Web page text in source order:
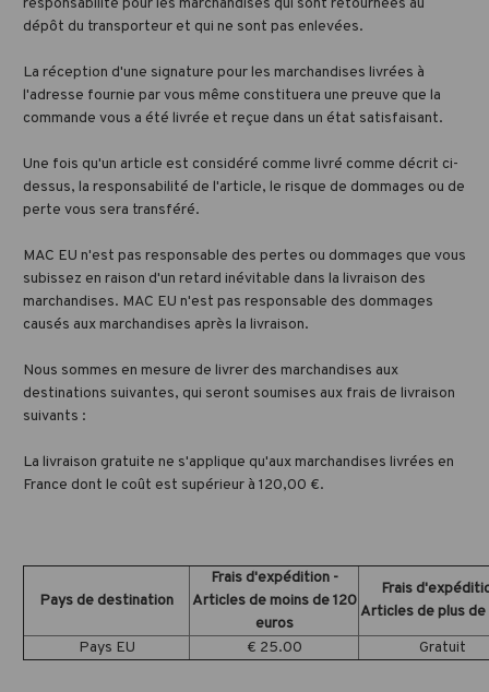
responsabilité pour les marchandises qui sont retournées au
dépôt du transporteur et qui ne sont pas enlevées.
La réception d'une signature pour les marchandises livrées à
l'adresse fournie par vous même constituera une preuve que la
commande vous a été livrée et reçue dans un état satisfaisant.
Une fois qu'un article est considéré comme livré comme décrit ci-
dessus, la responsabilité de l'article, le risque de dommages ou de
perte vous sera transféré.
MAC EU n'est pas responsable des pertes ou dommages que vous
subissez en raison d'un retard inévitable dans la livraison des
marchandises. MAC EU n'est pas responsable des dommages
causés aux marchandises après la livraison.
Nous sommes en mesure de livrer des marchandises aux
destinations suivantes, qui seront soumises aux frais de livraison
suivants :
La livraison gratuite ne s'applique qu'aux marchandises livrées en
France dont le coût est supérieur à 120,00 €.
Pays de destination
Frais d'expédition -
Articles de moins de 120
euros
Frais
Articles de plus de
Pays EU
€ 25.00 Gratuit